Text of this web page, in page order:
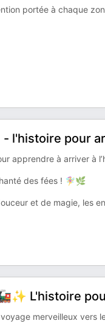
portée à chaque
- l'histoire pour
apprendre à arriver à
des fées ! 🧚‍♀️🌿
et de magie, les
L'histoire
merveilleux vers